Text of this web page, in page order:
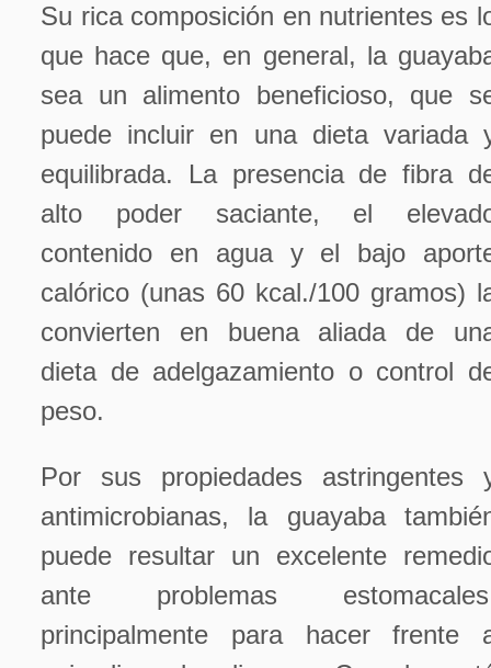
Su rica composición en nutrientes es
que hace que, en general, la
sea un alimento beneficioso, que
puede incluir en una dieta variada
equilibrada. La presencia de fibra
alto poder saciante, el
contenido en agua y el bajo
calórico (unas 60 kcal./100 gramos)
convierten en buena aliada de
dieta de adelgazamiento o control
peso.
Por sus propiedades astringentes
antimicrobianas, la guayaba
puede resultar un excelente
ante problemas
principalmente para hacer frente